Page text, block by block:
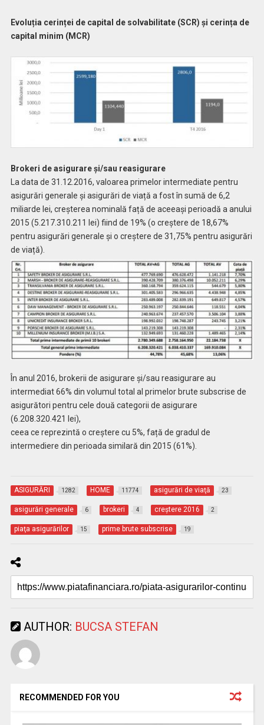
Evoluția cerinței de capital de solvabilitate (SCR) și cerința de
capital minim (MCR)
Brokeri de asigurare şi/sau reasigurare
La data de 31.12.2016, valoarea primelor intermediate pentru
asigurări generale și asigurări de viață a fost în sumă de 6,2
miliarde lei, creșterea nominală față de aceeași perioadă a anului
2015 (5.217.310.211 lei) fiind de 19% (o creștere de 18,67%
pentru asigurări generale și o creștere de 31,75% pentru asigurări
de viață).
În anul 2016, brokerii de asigurare și/sau reasigurare au
intermediat 66% din volumul total al primelor brute subscrise de
asigurători pentru cele două categorii de asigurare
(6.208.320.421 lei),
ceea ce reprezintă o creștere cu 5%, față de gradul de
intermediere din perioada similară din 2015 (61%).
ASIGURĂRI 1282 HOME 11774 asigurări de viaţă 23
asigurări generale 6 brokeri 4 creştere 2016 2
piaţa asigurărilor 15 prime brute subscrise 19
AUTHOR: BUCSA STEFAN
RECOMMENDED FOR YOU